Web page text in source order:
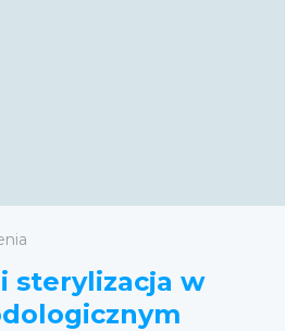
sterylizacja w